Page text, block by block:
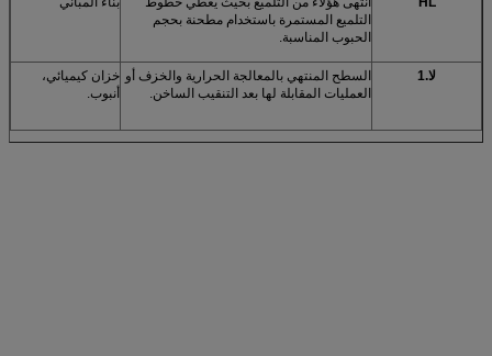
التلميع المستمرة باستخدام مطحنة بحجم
الحبوب المناسبة.
لا.1
السطح المنتهي بالمعالجة الحرارية والخزف أو
العمليات المقابلة لها بعد التنقيب الساخن.
خزان كيميائي،
أنبوب.